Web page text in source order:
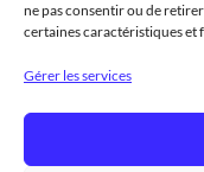
ne pas consentir ou de
certaines caractéristiques et
Gérer les services